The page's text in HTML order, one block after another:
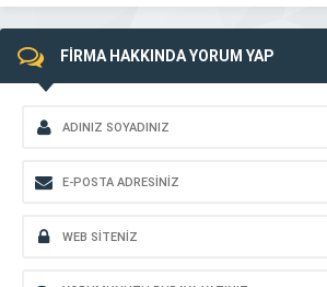
FİRMA HAKKINDA YORUM YAP